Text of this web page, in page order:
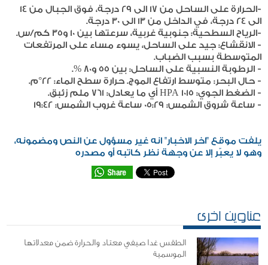
-الحرارة على الساحل من 17 الى 29 درجة، فوق الجبال من 14
الى 24 درجة، في الداخل من 13 الى 30 درجة.
-الرياح السطحية: جنوبية غربية، سرعتها بين 10 و35 كم/س.
- الانقشاع: جيد على الساحل، يسوء مساء على المرتفعات
المتوسطة بسبب الضباب.
- الرطوبة النسبية على الساحل: بين 55 و80 %.
- حال البحر: متوسط ارتفاع الموج. حرارة سطح الماء: 22°م.
- الضغط الجوي: 1015 HPA أي ما يعادل: 761 ملم زئبق.
- ساعة شروق الشمس: 05:29 ساعة غروب الشمس: 19:42
يلفت موقع "اخر الاخبار" انه غير مسؤول عن النص ومضمونه،
وهو لا يعبّر إلا عن وجهة نظر كاتبه أو مصدره
عناوين اخرى
الطقس غدا صيفي معتاد والحرارة ضمن معدلاتها
الموسمية